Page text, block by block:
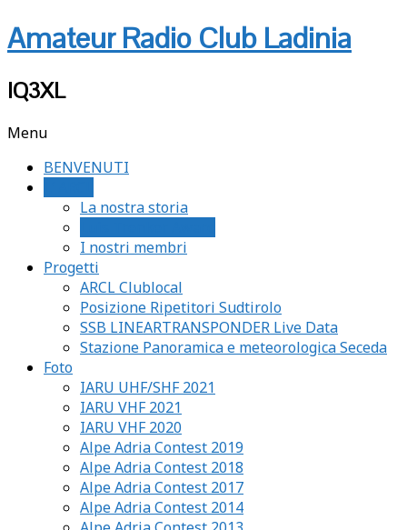
Amateur Radio Club Ladinia
IQ3XL
Menu
BENVENUTI
La nostra storia
I nostri membri
Progetti
ARCL Clublocal
Posizione Ripetitori Sudtirolo
SSB LINEARTRANSPONDER Live Data
Stazione Panoramica e meteorologica Seceda
Foto
IARU UHF/SHF 2021
IARU VHF 2021
IARU VHF 2020
Alpe Adria Contest 2019
Alpe Adria Contest 2018
Alpe Adria Contest 2017
Alpe Adria Contest 2014